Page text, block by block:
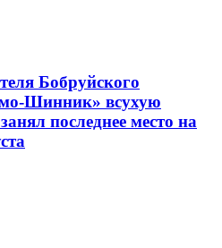
Бобруйского
Шинник» всухую
последнее место на